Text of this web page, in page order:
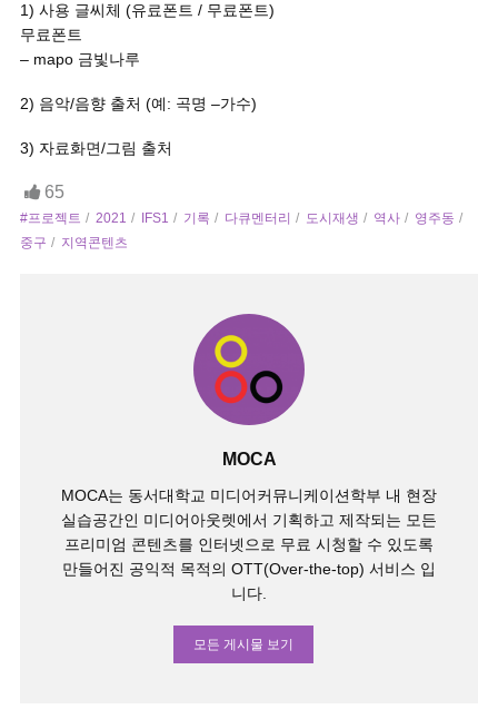
1) 사용 글씨체 (유료폰트 / 무료폰트)
무료폰트
– mapo 금빛나루
2) 음악/음향 출처 (예: 곡명 –가수)
3) 자료화면/그림 출처
65
#프로젝트 2021 IFS1 기록 다큐멘터리 도시재생 역사
영주동
중구
지역콘텐츠
MOCA
MOCA는 동서대학교 미디어커뮤니케이션학부 내 현장
실습공간인 미디어아웃렛에서 기획하고 제작되는 모든
프리미엄 콘텐츠를 인터넷으로 무료 시청할 수 있도록
만들어진 공익적 목적의 OTT(Over-the-top) 서비스 입
니다.
모든 게시물 보기